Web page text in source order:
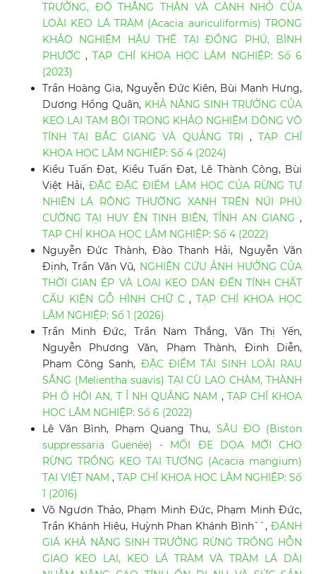
TRƯỞNG, ĐỘ THẲNG THÂN VÀ CÀNH NHỎ CỦA
LOÀI KEO LÁ TRÀM (Acacia auriculiformis) TRONG
KHẢO NGHIỆM HẬU THẾ TẠI ĐỒNG PHÚ, BÌNH
PHƯỚC,TẠP CHÍ KHOA HỌC LÂM NGHIỆP: Số 6
(2023)
Trần Hoàng Gia, Nguyễn Đức Kiên, Bùi Mạnh Hưng,
Dương Hồng Quân, KHẢ NĂNG SINH TRƯỞNG CỦA
KEO LAI TAM BỘI TRONG KHẢO NGHIỆM DÒNG VÔ
TÍNH TẠI BẮC GIANG VÀ QUẢNG TRỊ , TẠP CHÍ
KHOA HỌC LÂM NGHIỆP: Số 4 (2024)
Kiều Tuấn Đạt, Kiều Tuấn Đạt, Lê Thành Công, Bùi
Việt Hải,ĐẶC ĐẶC ĐIỂM LÂM HỌC CỦA RỪNG TỰ
NHIÊN LÁ RỘNG THƯỜNG XANH TRÊN NÚI PHÚ
CƯỜNG TẠI HUY ỆN TỊNH BIÊN, TỈNH AN GIANG,
TẠP CHÍ KHOA HỌC LÂM NGHIỆP: Số 4 (2022)
Nguyễn Đức Thành, Đào Thanh Hải, Nguyễn Văn
Định, Trần Văn Vũ, NGHIÊN CỨU ẢNH HƯỞNG CỦA
THỜI GIAN ÉP VÀ LOẠI KEO DÁN ĐẾN TÍNH CHẤT
CẤU KIỆN GỖ HÌNH CHỮ C,TẠP CHÍ KHOA HỌC
LÂM NGHIỆP: Số 1 (2026)
Trần Minh Đức, Trần Nam Thắng, Văn Thị Yến,
Nguyễn Phương Văn, Phạm Thành, Đinh Diễn,
Phạm Công Sanh, ĐẶC ĐIỂM TÁI SINH LOÀI RAU
SẮNG (Melientha suavis) TẠI CÙ LAO CHÀM, THÀNH
PH Ố HỘI AN, T Ỉ NH QUẢNG NAM , TẠP CHÍ KHOA
HỌC LÂM NGHIỆP: Số 6 (2022)
Lê Văn Bình, Phạm Quang Thu, SÂU ĐO (Biston
suppressaria Guenée) - MỐI ĐE DỌA MỚI CHO
RỪNG TRỒNG KEO TAI TƯỢNG (Acacia mangium)
TẠI VIỆT NAM,TẠP CHÍ KHOA HỌC LÂM NGHIỆP: Số
1 (2016)
Võ Ngươn Thảo, Phạm Minh Đức, Phạm Minh Đức,
Trần Khánh Hiệu, Huỳnh Phan Khánh Bình``,ĐÁNH
GIÁ KHẢ NĂNG SINH TRƯỞNG RỪNG TRỒNG HỖN
GIAO KEO LAI, KEO LÁ TRÀM VÀ TRÀM LÁ DÀI